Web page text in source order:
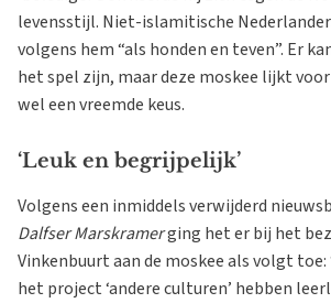
levensstijl. Niet-islamitische
volgens hem “als honden en teven”. Er
het spel zijn, maar deze moskee lijkt
wel een vreemde keus.
‘Leuk en begrijpelijk’
Volgens een inmiddels verwijderd
Dalfser Marskramerging het er bij het
Vinkenbuurt aan de moskee als volgt toe:
het project ‘andere culturen’ hebben